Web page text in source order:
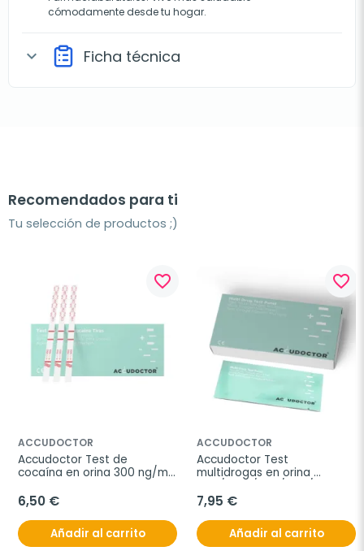
cómodamente desde tu hogar.
expand_more Ficha técnica
Recomendados para ti
Tu selección de productos ;)
favorite_border
ACCUDOCTOR
Accudoctor Test de
cocaína en orina 300 ng/ml,
6,50 €
Añadir al carrito
favorite_border
ACCUDOCTOR
Accudoctor Test
multidrogas en orina
Caja 2 pruebas
7,95 €
Añadir al carrito